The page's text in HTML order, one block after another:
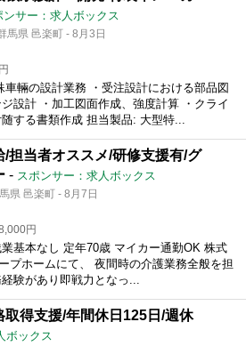
ンサー：求人ボックス
馬県 邑楽町 - 8月3日
車輛の設計業務 ・受注設計における部品図
設計 ・加工図面作成、強度計算 ・クライ
する書類作成 担当製品: 大型特...
担当者オススメ/研修支援有/グ
- スポンサー：求人ボックス
県 邑楽町 - 8月7日
円
業基本なし 定年70歳 マイカー通勤OK 株式
プホームにて、 夜間時の介護業務全般を担
験があり即戦力となっ...
得支援/年間休日125日/週休
ボックス